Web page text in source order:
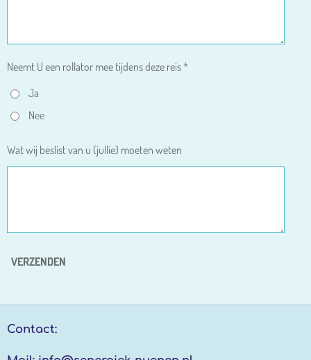
Neemt U een rollator mee tijdens deze reis *
Ja
Nee
Wat wij beslist van u (jullie) moeten weten
VERZENDEN
Contact: